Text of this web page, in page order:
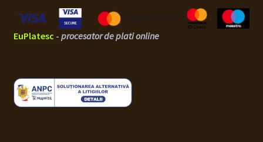
EuPlatesc - procesator de plati online